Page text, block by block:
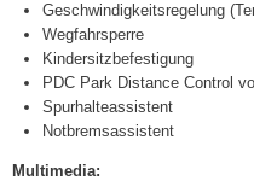
Geschwindigkeitsregelung
Wegfahrsperre
Kindersitzbefestigung
PDC Park Distance Control
Spurhalteassistent
Notbremsassistent
Multimedia: